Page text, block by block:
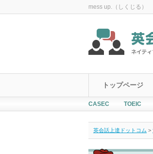
mess up.（しくじる）
トップページ
CASEC TOEIC
英会話上達ドットコム >